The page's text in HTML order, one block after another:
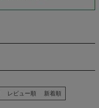
レビュー順 新着順